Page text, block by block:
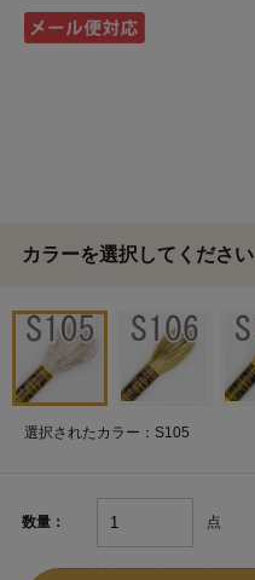
カラーを選択してください
選択されたカラー：S105
数量： 点